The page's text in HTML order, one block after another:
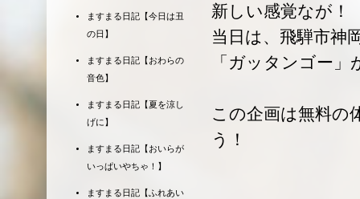
新しい感覚なが！
当日は、飛騨市神
「ガッタンゴー
この企画は無料の
う！
ますまる日記【今日は丑
の日】
ますまる日記【おわらの
音色】
ますまる日記【夏を涼し
げに】
ますまる日記【おいらが
いっぱいやちゃ！】
ますまる日記【ふれあい